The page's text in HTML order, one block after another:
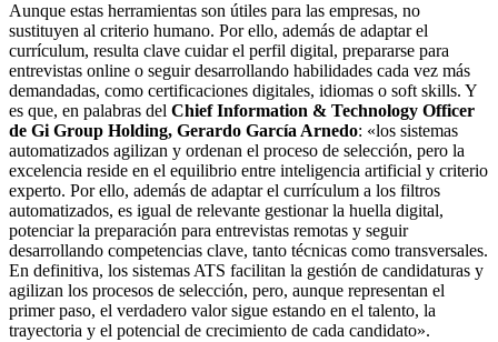
Aunque estas herramientas son útiles para las empresas, no
sustituyen al criterio humano. Por ello, además de adaptar el
currículum, resulta clave cuidar el perfil digital, prepararse para
entrevistas online o seguir desarrollando habilidades cada vez más
demandadas, como certificaciones digitales, idiomas o soft skills. Y
es que, en palabras del Chief Information & Technology Officer
de Gi Group Holding, Gerardo García Arnedo: «los sistemas
automatizados agilizan y ordenan el proceso de selección, pero la
excelencia reside en el equilibrio entre inteligencia artificial y criterio
experto. Por ello, además de adaptar el currículum a los filtros
automatizados, es igual de relevante gestionar la huella digital,
potenciar la preparación para entrevistas remotas y seguir
desarrollando competencias clave, tanto técnicas como transversales.
En definitiva, los sistemas ATS facilitan la gestión de candidaturas y
agilizan los procesos de selección, pero, aunque representan el
primer paso, el verdadero valor sigue estando en el talento, la
trayectoria y el potencial de crecimiento de cada candidato».